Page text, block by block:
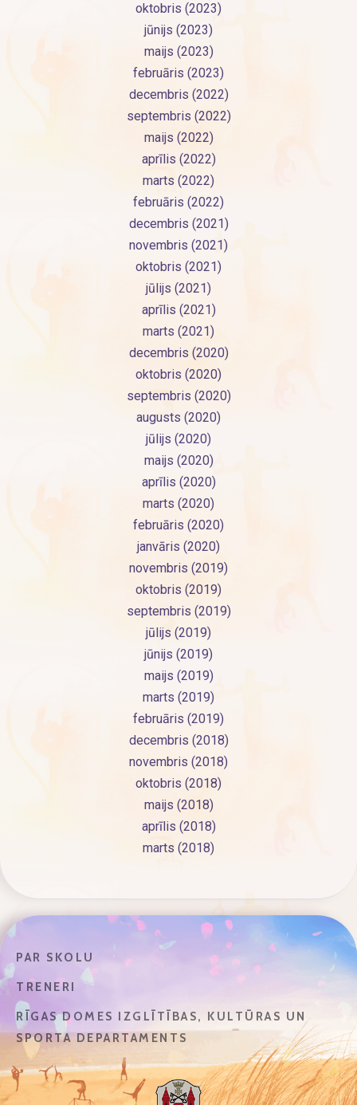
oktobris (2023)
jūnijs (2023)
maijs (2023)
februāris (2023)
decembris (2022)
septembris (2022)
maijs (2022)
aprīlis (2022)
marts (2022)
februāris (2022)
decembris (2021)
novembris (2021)
oktobris (2021)
jūlijs (2021)
aprīlis (2021)
marts (2021)
decembris (2020)
oktobris (2020)
septembris (2020)
augusts (2020)
jūlijs (2020)
maijs (2020)
aprīlis (2020)
marts (2020)
februāris (2020)
janvāris (2020)
novembris (2019)
oktobris (2019)
septembris (2019)
jūlijs (2019)
jūnijs (2019)
maijs (2019)
marts (2019)
februāris (2019)
decembris (2018)
novembris (2018)
oktobris (2018)
maijs (2018)
aprīlis (2018)
marts (2018)
PAR SKOLU
TRENERI
RĪGAS DOMES IZGLĪTĪBAS, KULTŪRAS UN
SPORTA DEPARTAMENTS